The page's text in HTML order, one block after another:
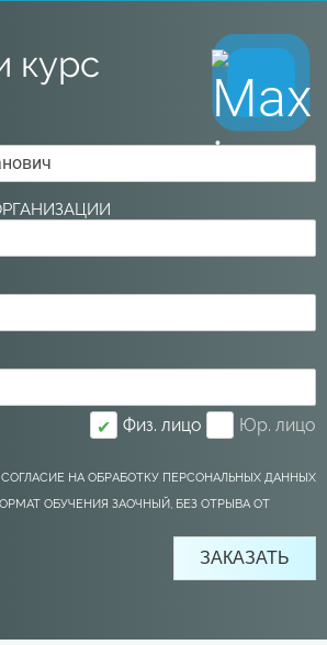
курс
✔ Физ. лицо Юр. лицо
НА ОБРАБОТКУ ПЕРСОНАЛЬНЫХ ДАННЫХ
ОБУЧЕНИЯ ЗАОЧНЫЙ, БЕЗ ОТРЫВА ОТ